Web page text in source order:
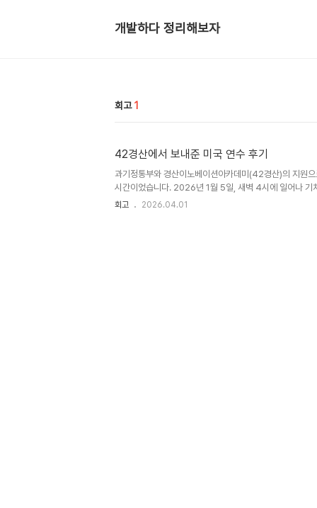
개발하다 정리해보자
회고 1
42경산에서 보내준 미국 연수 후기
과기정통부와 경산이노베이션아카데미(42경산)의 지원
시간이었습니다. 2026년 1월 5일, 새벽 4시에 일어나 기
이나 계속된 하루가 이 거대한 여정의 시작이었습니다. 도
회고 2026.04.01